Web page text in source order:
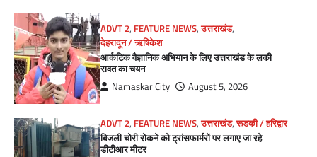
ADVT 2, FEATURE NEWS,उत्तराखंड,
देहरादून / ऋषिकेश
आर्कटिक वैज्ञानिक अभियान के लिए उत्तराखंड के लकी
रावत का चयन
Namaskar City August 5, 2026
ADVT 2, FEATURE NEWS,उत्तराखंड,रूडकी / हरिद्वार
बिजली चोरी रोकने को ट्रांसफार्मरों पर लगाए जा रहे
डीटीआर मीटर